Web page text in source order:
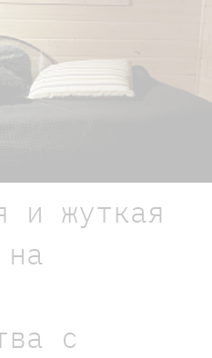
и жуткая
с